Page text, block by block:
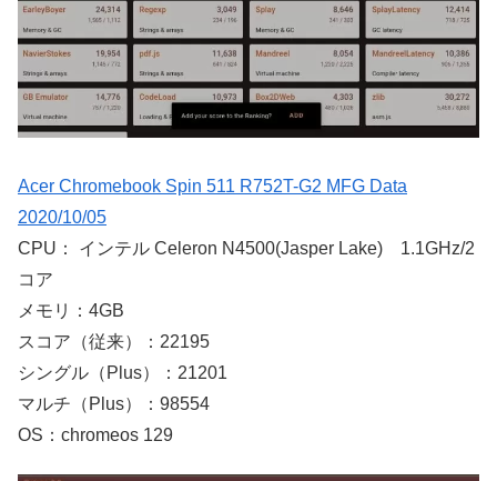
Acer Chromebook Spin 511 R752T-G2 MFG Data
2020/10/05
CPU： インテル Celeron N4500(Jasper Lake) 1.1GHz/2
コア
メモリ：4GB
スコア（従来）：22195
シングル（Plus）：21201
マルチ（Plus）：98554
OS：chromeos 129